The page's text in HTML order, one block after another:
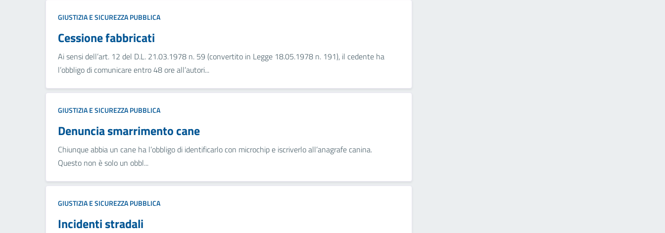
GIUSTIZIA E SICUREZZA PUBBLICA
Cessione fabbricati
Ai sensi dell’art. 12 del D.L. 21.03.1978 n. 59 (convertito in Legge 18.05.1978 n. 191), il cedente ha
l’obbligo di comunicare entro 48 ore all’autori...
GIUSTIZIA E SICUREZZA PUBBLICA
Denuncia smarrimento cane
Chiunque abbia un cane ha l’obbligo di identificarlo con microchip e iscriverlo all’anagrafe canina.
Questo non è solo un obbl...
GIUSTIZIA E SICUREZZA PUBBLICA
Incidenti stradali